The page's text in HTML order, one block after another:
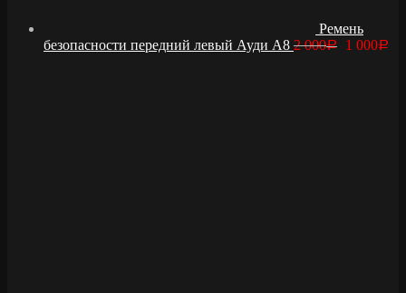
Ремень
безопасности передний левый Ауди А8 2 000Р 1 000Р